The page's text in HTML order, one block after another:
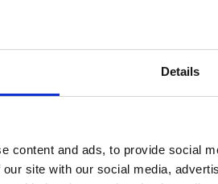
Details
content and ads, to provide social
site with our social media,
Dies ist besonders wichtig für
kann.
erfolgen direkt vor
und Genehmigung,
können. Die integrierte
was sich